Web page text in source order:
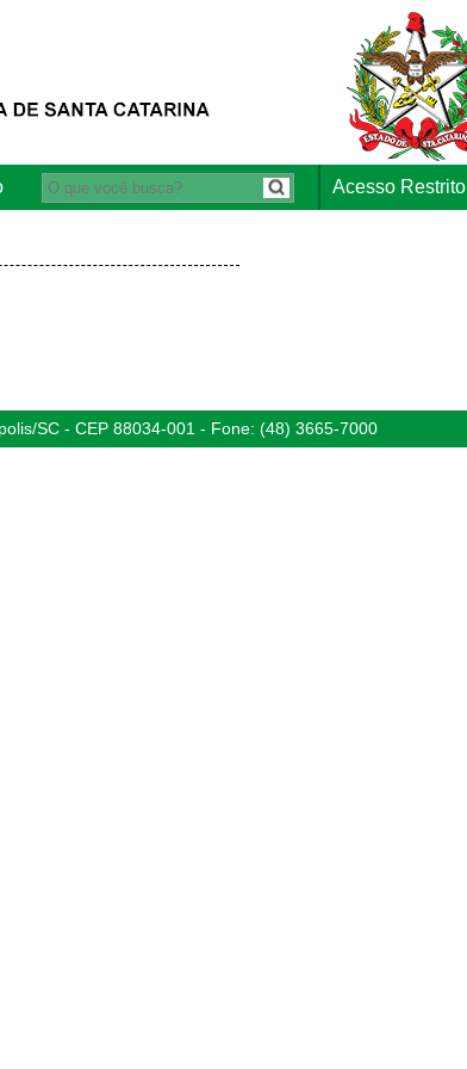
Acesso Restrito
SC - CEP 88034-001 - Fone: (48) 3665-7000